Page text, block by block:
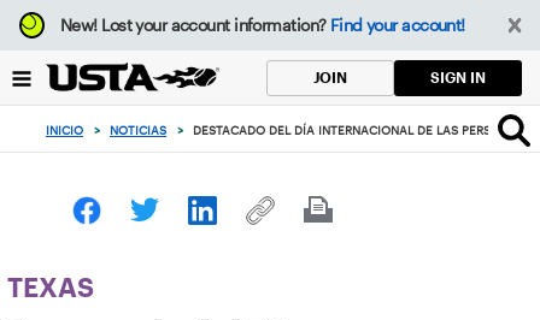
Enfoque
desde
botón
volver
principio
New!Lost your account information? Find your account!
JOIN SIGN IN
INICIO > NOTICIAS > DESTACADO DEL DÍA INTERNACIONAL DE LAS PERSONAS
TEXAS